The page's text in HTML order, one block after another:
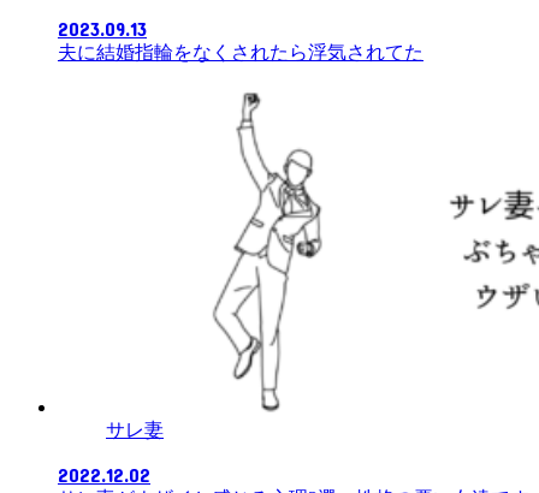
2023.09.13
夫に結婚指輪をなくされたら浮気されてた
サレ妻
2022.12.02